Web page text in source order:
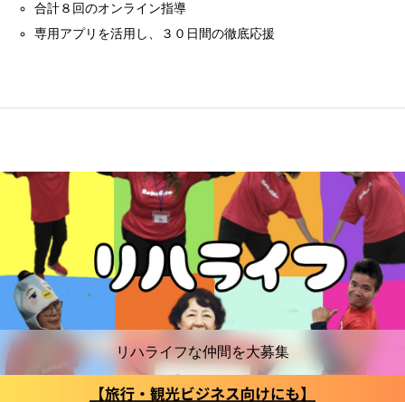
合計８回のオンライン指導
専用アプリを活用し、３０日間の徹底応援
リハライフな仲間を大募集